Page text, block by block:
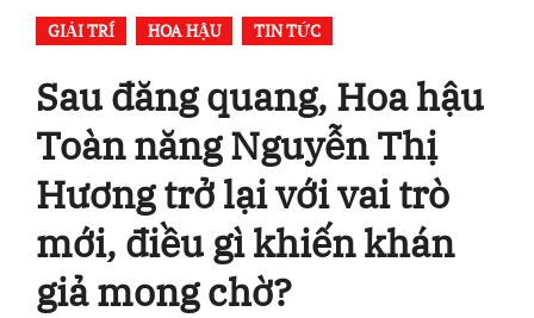
GIẢI TRÍ HOA HẬU TIN TỨC
Sau đăng quang, Hoa hậu
Toàn năng Nguyễn Thị
Hương trở lại với vai trò
mới, điều gì khiến khán
giả mong chờ?